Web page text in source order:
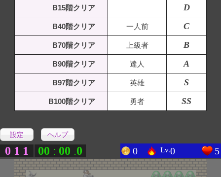
B15階クリア D
B40階クリア 一人前 C
B70階クリア 上級者 B
B90階クリア 達人 A
B97階クリア 英雄 S
B100階クリア 勇者 SS
設定 ヘルプ
0 1 1 00 : 00 .0 0 Lv.0 5